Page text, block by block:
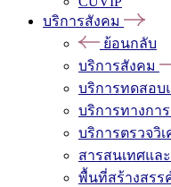
บริการสังคม
ย้อนกลับ
บริการสังคม
บริการทดสอบ
บริการทางกา
บริการตรวจวิ
สารสนเทศแล
พื้นที่สร้างสรร